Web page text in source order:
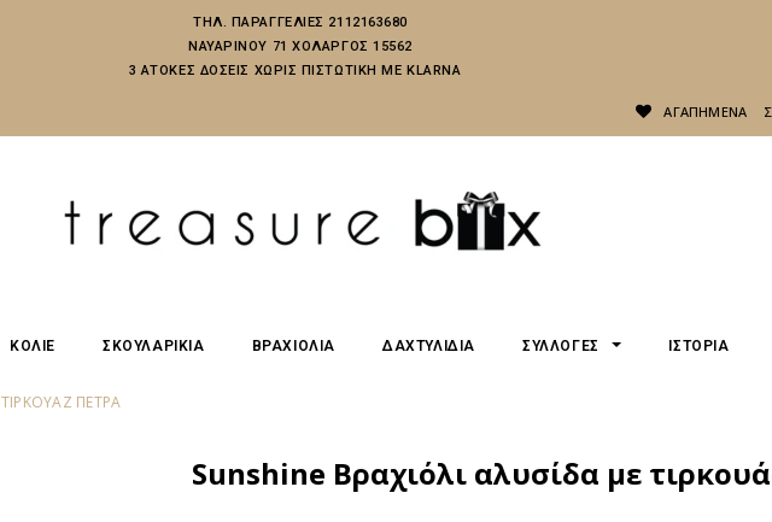
ΤΗΛ. ΠΑΡΑΓΓΕΛΙΕΣ 2112163680
ΝΑΥΑΡΙΝΟΥ 71 ΧΟΛΑΡΓΟΣ 15562
3 ΑΤΟΚΕΣ ΔΟΣΕΙΣ ΧΩΡΙΣ ΠΙΣΤΩΤΙΚΗ ΜΕ KLARNA
ΑΓΑΠΗΜΕΝΑ
ΚΟΛΙΕ ΣΚΟΥΛΑΡΙΚΙΑ ΒΡΑΧΙΟΛΙΑ ΔΑΧΤΥΛΙΔΙΑ ΣΥΛΛΟΓΕΣ ΙΣΤΟΡΙΑ
ΤΙΡΚΟΥΆΖ ΠΈΤΡΑ
Sunshine Βραχιόλι αλυσίδα με